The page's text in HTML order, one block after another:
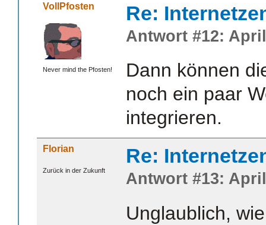
VollPfosten
Never mind the Pfosten!
Re:
Antwort #12:
Dann können
noch ein paar
integrieren.
Florian
Zurück in der Zukunft
Re:
Antwort #13:
Unglaublich,